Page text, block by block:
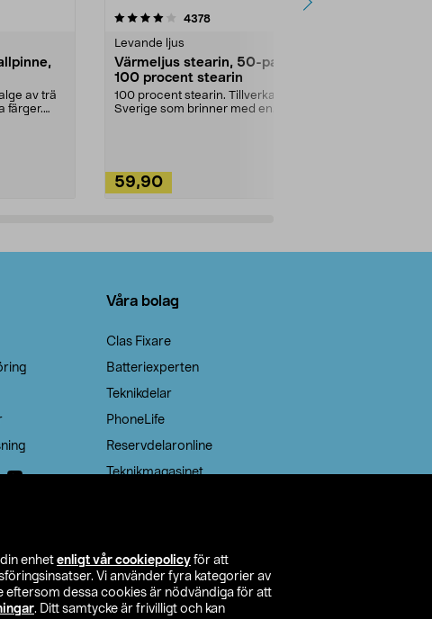
enhet enligt vår cookiepolicy för att
Vi använder fyra kategorier av
eftersom dessa cookies är nödvändiga för att
. Ditt samtycke är frivilligt och kan
av trä
färger.
4378recensioner
Levande ljus
Värmeljus stearin, 50-pack,
100 procent stearin
100 procent stearin. Tillverkade i
Sverige som brinner med en
59,90
4.5av 5 stjärnor
Våra bolag
Clas Fixare
Batteriexperten
Teknikdelar
PhoneLife
Reservdelaronline
Teknikmagasinet